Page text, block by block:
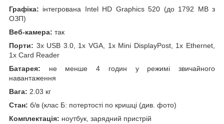
Графіка: інтегрована Intel HD Graphics 520 (до 1792 MB з
ОЗП)
Веб-камера: так
Порти: 3x USB 3.0, 1x VGA, 1x Mini DisplayPost, 1x Ethernet,
1x Card Reader
Батарея: не менше 4 годин у режимі звичайного
навантаження
Вага: 2.03 кг
Стан: б/в (клас Б: потертості по кришці (див. фото)
Комплектація: ноутбук, зарядний пристрій